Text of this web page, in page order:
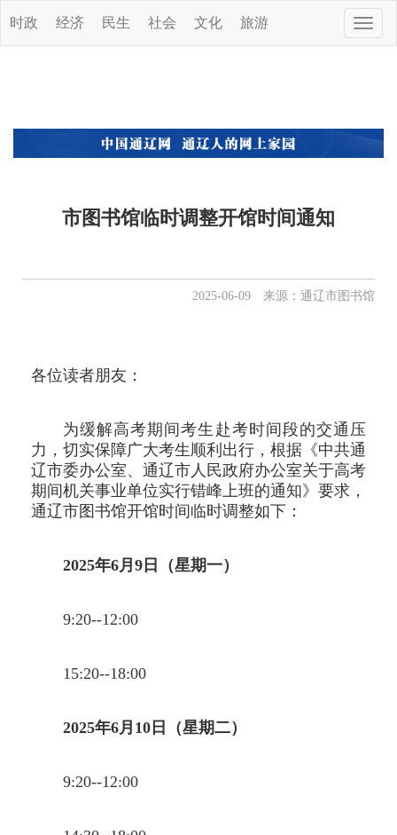
Toggle
时政 经济 民生 社会 文化 旅游
市图书馆临时调整开馆时间通知
2025-06-09 来源：通辽市图书馆
各位读者朋友：
为缓解高考期间考生赴考时间段的交通压
力，切实保障广大考生顺利出行，根据《中共通
辽市委办公室、通辽市人民政府办公室关于高考
期间机关事业单位实行错峰上班的通知》要求，
通辽市图书馆开馆时间临时调整如下：
2025年6月9日（星期一）
9:20--12:00
15:20--18:00
2025年6月10日（星期二）
9:20--12:00